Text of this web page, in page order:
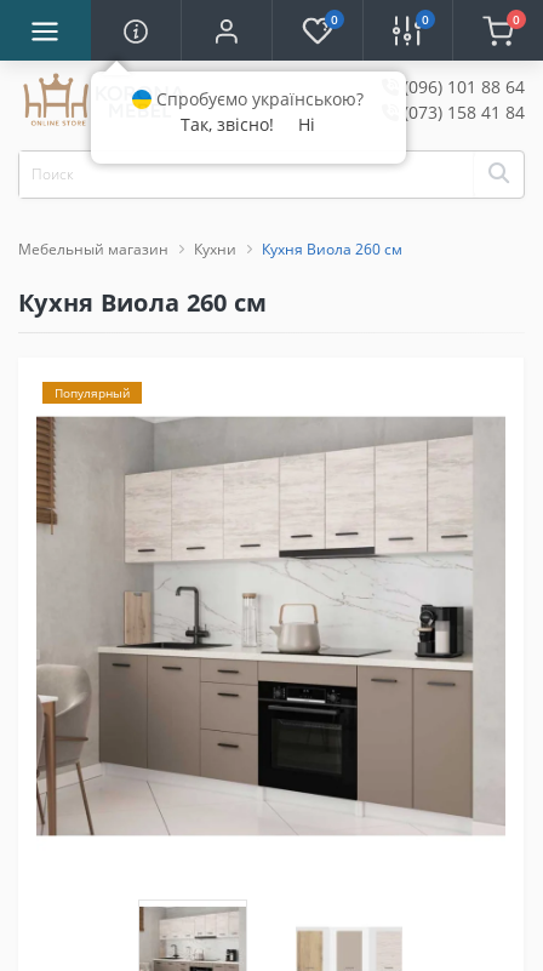
0 0 0
(096) 101 88 64
(073) 158 41 84
Мебельный магазин Кухни Кухня Виола 260 см
Кухня Виола 260 см
Популярный
Спробуємо українською?
Так, звісно!
Ні